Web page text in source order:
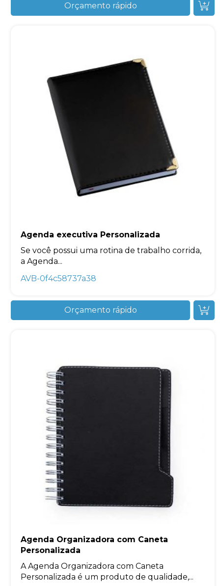
Orçamento rápido
Agenda executiva Personalizada
Se você possui uma rotina de trabalho corrida,
a Agenda...
AVB-0f4c58737a38
Orçamento rápido
Agenda Organizadora com Caneta
Personalizada
A Agenda Organizadora com Caneta
Personalizada é um produto de qualidade,...